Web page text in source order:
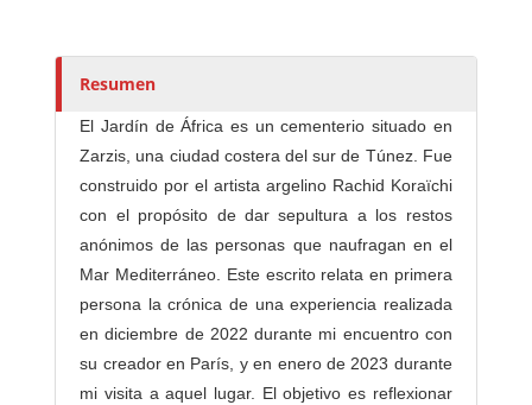
e
/
Resumen
El Jardín de África es un cementerio situado en
Zarzis, una ciudad costera del sur de Túnez. Fue
construido por el artista argelino Rachid Koraïchi
con el propósito de dar sepultura a los restos
anónimos de las personas que naufragan en el
Mar Mediterráneo. Este escrito relata en primera
persona la crónica de una experiencia realizada
en diciembre de 2022 durante mi encuentro con
su creador en París, y en enero de 2023 durante
mi visita a aquel lugar. El objetivo es reflexionar